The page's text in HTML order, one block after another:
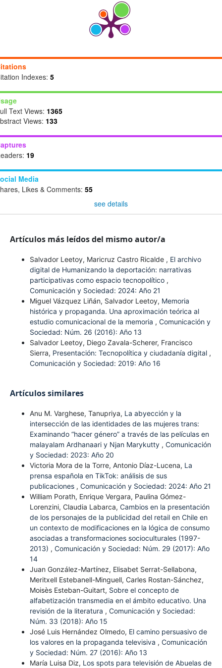
Indexes: 5
Text Views: 1365
Views: 133
19
Media
Likes & Comments: 55
see details
Artículos más leídos del mismo autor/a
Salvador Leetoy, Maricruz Castro Ricalde , El archivo
digital de Humanizando la deportación: narrativas
participativas como espacio tecnopolítico ,
Comunicación y Sociedad: 2024: Año 21
Miguel Vázquez Liñán, Salvador Leetoy, Memoria
histórica y propaganda. Una aproximación teórica al
estudio comunicacional de la memoria , Comunicación y
Sociedad: Núm. 26 (2016): Año 13
Salvador Leetoy, Diego Zavala-Scherer, Francisco
Sierra, Presentación: Tecnopolítica y ciudadanía digital ,
Comunicación y Sociedad: 2019: Año 16
Artículos similares
Anu M. Varghese, Tanupriya, La abyección y la
intersección de las identidades de las mujeres trans:
Examinando “hacer género” a través de las películas en
malayalam Ardhanaari y Njan Marykutty , Comunicación
y Sociedad: 2023: Año 20
Victoria Mora de la Torre, Antonio Díaz-Lucena, La
prensa española en TikTok: análisis de sus
publicaciones , Comunicación y Sociedad: 2024: Año 21
William Porath, Enrique Vergara, Paulina Gómez-
Lorenzini, Claudia Labarca, Cambios en la presentación
de los personajes de la publicidad del retail en Chile en
un contexto de modificaciones en la lógica de consumo
asociadas a transformaciones socioculturales (1997-
2013) , Comunicación y Sociedad: Núm. 29 (2017): Año
14
Juan González-Martínez, Elisabet Serrat-Sellabona,
Meritxell Estebanell-Minguell, Carles Rostan-Sánchez,
Moisès Esteban-Guitart, Sobre el concepto de
alfabetización transmedia en el ámbito educativo. Una
revisión de la literatura , Comunicación y Sociedad:
Núm. 33 (2018): Año 15
José Luis Hernández Olmedo, El camino persuasivo de
los valores en la propaganda televisiva , Comunicación
y Sociedad: Núm. 27 (2016): Año 13
María Luisa Diz, Los spots para televisión de Abuelas de